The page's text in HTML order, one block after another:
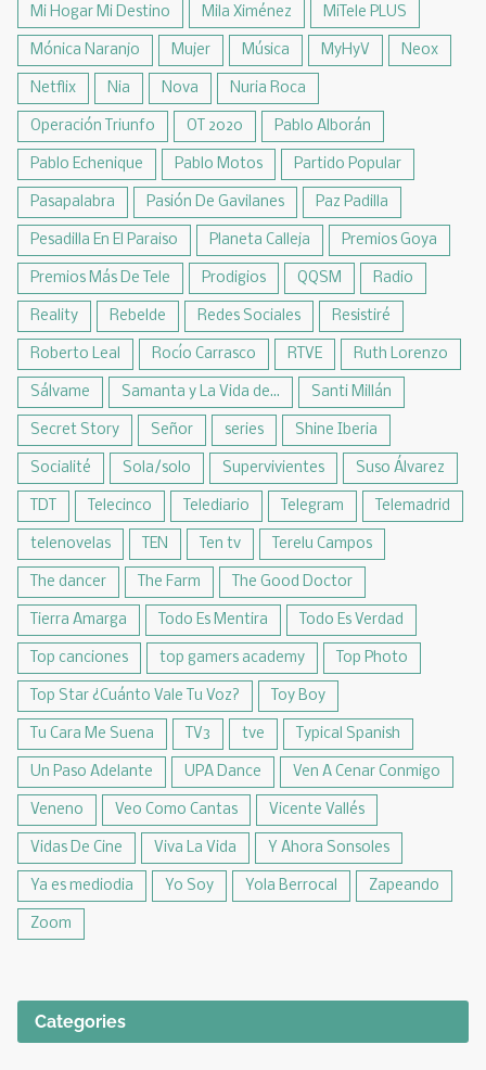
Mi Hogar Mi Destino Mila Ximénez MiTele PLUS
Mónica Naranjo Mujer Música MyHyV Neox
Netflix Nia Nova Nuria Roca
Operación Triunfo OT 2020 Pablo Alborán
Pablo Echenique Pablo Motos Partido Popular
Pasapalabra Pasión De Gavilanes Paz Padilla
Pesadilla En El Paraiso Planeta Calleja Premios Goya
Premios Más De Tele Prodigios QQSM Radio
Reality Rebelde Redes Sociales Resistiré
Roberto Leal Rocío Carrasco RTVE Ruth Lorenzo
Sálvame Samanta y La Vida de... Santi Millán
Secret Story Señor series Shine Iberia
Socialité Sola/solo Supervivientes Suso Álvarez
TDT Telecinco Telediario Telegram Telemadrid
telenovelas TEN Ten tv Terelu Campos
The dancer The Farm The Good Doctor
Tierra Amarga Todo Es Mentira Todo Es Verdad
Top canciones top gamers academy Top Photo
Top Star ¿Cuánto Vale Tu Voz? Toy Boy
Tu Cara Me Suena TV3 tve Typical Spanish
Un Paso Adelante UPA Dance Ven A Cenar Conmigo
Veneno Veo Como Cantas Vicente Vallés
Vidas De Cine Viva La Vida Y Ahora Sonsoles
Ya es mediodia Yo Soy Yola Berrocal Zapeando
Zoom
Categories